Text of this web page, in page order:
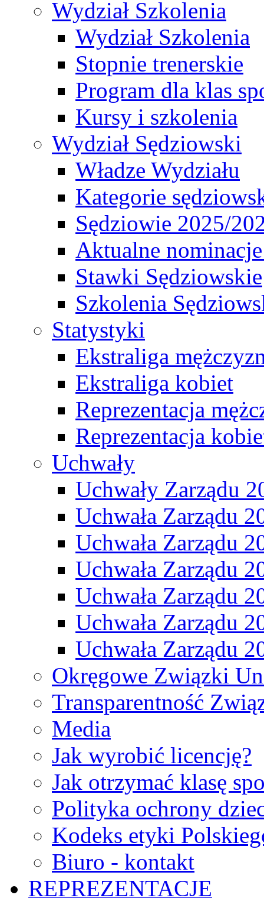
Wydział Szkolenia
Wydział Szkolenia
Stopnie trenerskie
Program dla klas
Kursy i szkolenia
Wydział Sędziowski
Władze Wydziału
Kategorie
Sędziowie 2025/
Aktualne
Stawki Sędziowskie
Szkolenia
Statystyki
Ekstraliga
Ekstraliga kobiet
Reprezentacja
Reprezentacja
Uchwały
Uchwały Zarządu
Uchwała Zarządu
Uchwała Zarządu
Uchwała Zarządu
Uchwała Zarządu
Uchwała Zarządu
Uchwała Zarządu
Okręgowe Związki
Transparentność
Media
Jak wyrobić licencję?
Jak otrzymać klasę
Polityka ochrony
Kodeks etyki
Biuro - kontakt
REPREZENTACJE